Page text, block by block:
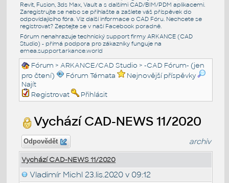
Revit, Fusion, 3ds Max, Vault a s dalšími CAD/BIM/PDM aplikacemi.
Zaregistrujte se nebo se přihlašte a zašlete váš příspěvek do
odpovídajícího fóra. Viz další informace o CAD Fóru. Nechcete se
registrovat? Zeptejte se v naší Facebook poradně.
Fórum nenahrazuje technický support firmy ARKANCE (CAD
Studio) - přímá podpora pro zákazníky funguje na
emea.support.arkance.world
Fórum >ARKANCE/CAD Studio >-CAD Fórum- (jen
pro čtení)
Fórum Témata
Nejnovější příspěvky
Najít
Registrovat
Přihlásit
Vychází CAD-NEWS 11/2020
Odpovědět archiv
Vychází CAD-NEWS 11/2020
Vladimír Michl 23.lis.2020 v 09:12